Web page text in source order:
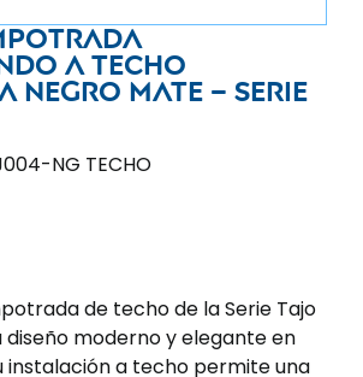
a techo
negro mate – Serie
NG TECHO
de techo de la Serie Tajo
moderno y elegante en
instalación a techo permite una